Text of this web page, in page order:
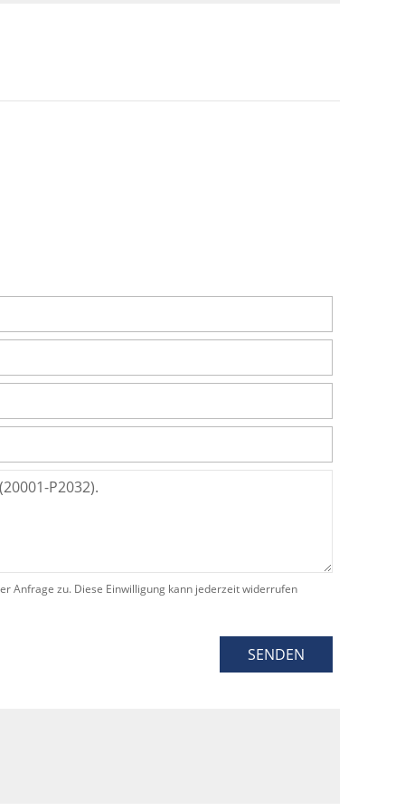
Anfrage zu. Diese Einwilligung kann jederzeit widerrufen
SENDEN